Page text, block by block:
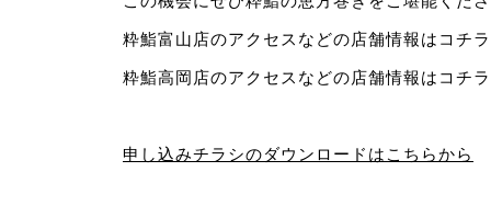
粋鮨富山店のアクセスなどの店舗情報は コチラ
粋鮨高岡店のアクセスなどの店舗情報は コチラ
申し込みチラシのダウンロードはこちらから